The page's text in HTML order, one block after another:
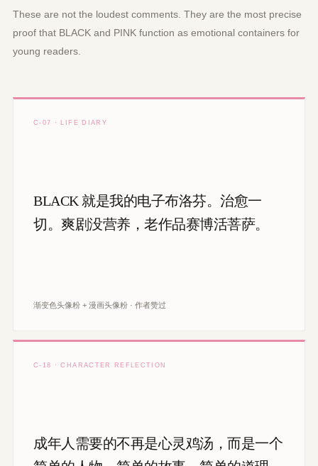
These are not the loudest comments. They are the most precise
proof that BLACK and PINK function as emotional containers for
young readers.
C-07 · LIFE DIARY
BLACK 就是我的电子布洛芬。治愈一
切。爽剧没营养，老作品赛博活菩萨。
渐变色头像粉 + 漫画头像粉 · 作者赞过
C-18 · CHARACTER REFLECTION
成年人需要的不再是心灵鸡汤，而是一个